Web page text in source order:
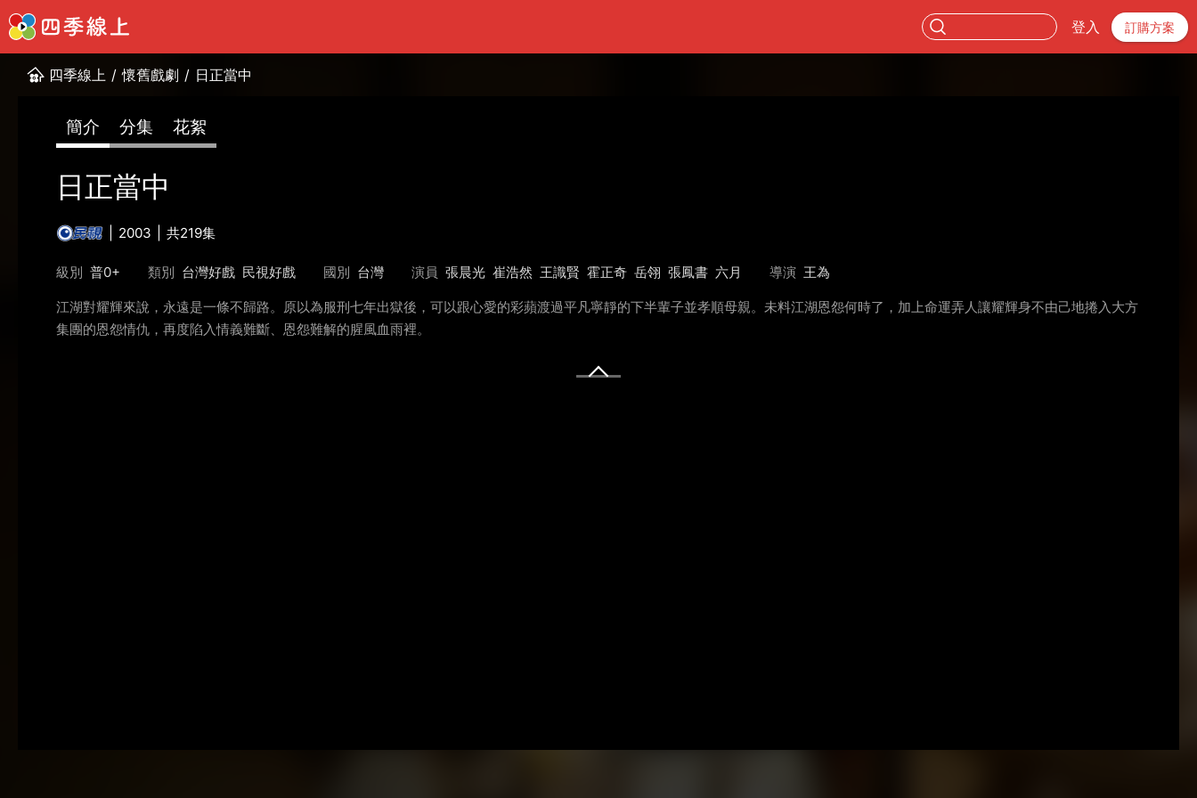
登入 訂購方案
四季線上 / 懷舊戲劇 / 日正當中
簡介 分集 花絮
日正當中
2003 共219集
級別 普0+ 類別 台灣好戲 民視好戲 國別 台灣 演員 張晨光 崔浩然 王識賢 霍正奇 岳翎 張鳳書 六月 導演 王為
江湖對耀輝來說，永遠是一條不歸路。原以為服刑七年出獄後，可以跟心愛的彩蘋渡過平凡寧靜的下半輩子並孝順母親。未料江湖恩怨何時了，加上命運弄人讓耀輝身不由己地捲入大方
集團的恩怨情仇，再度陷入情義難斷、恩怨難解的腥風血雨裡。